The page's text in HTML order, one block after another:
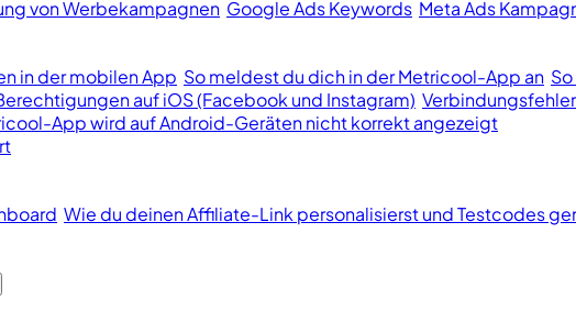
von Werbekampagnen Google Ads Keywords Meta Ads
in der mobilen App So meldest du dich in der Metricool-App an
auf iOS (Facebook und Instagram)
App wird auf Android-Geräten nicht korrekt angezeigt
Wie du deinen Affiliate-Link personalisierst und Testcodes